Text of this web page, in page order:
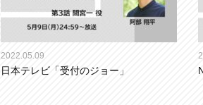
2022.05.09
日本テレビ「受付のジョー」